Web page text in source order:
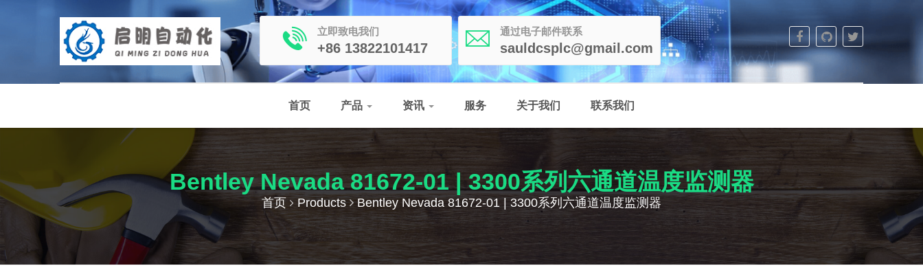
立即致电我们
+86 13822101417
通过电子邮件联系
sauldcsplc@gmail.com
首页 产品 资讯 服务 关于我们 联系我们
Bentley Nevada 81672-01 | 3300系列六通道温度监测器
首页 Products Bentley Nevada 81672-01 | 3300系列六通道温度监测器